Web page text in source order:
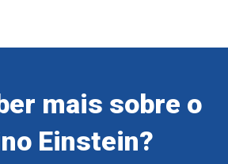
mais sobre o
Einstein?